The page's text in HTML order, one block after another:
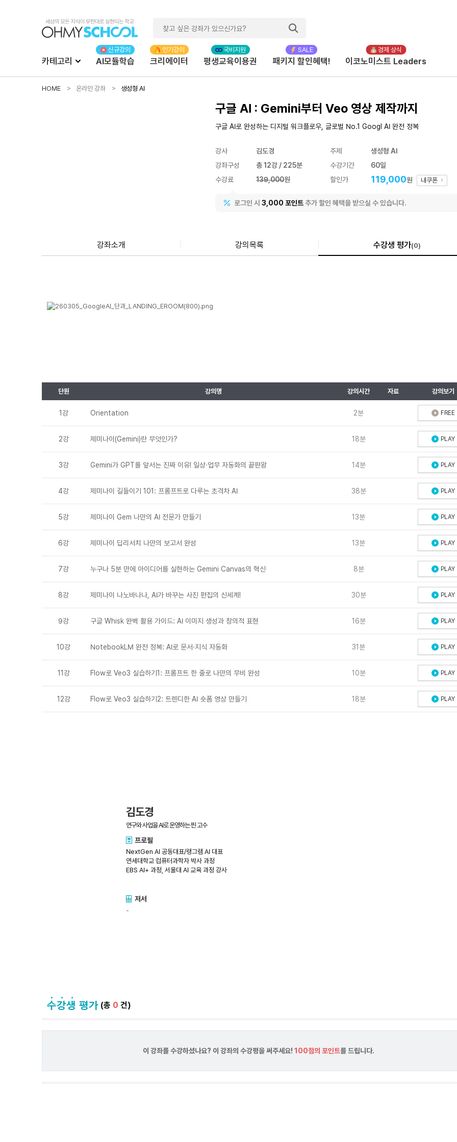
카테고리 AI모듈학습 크리에이터 평생교육이용권 패키지 할인혜택! 이코노미스트 Leaders
HOME 온라인 강좌 생성형 AI
구글 AI : Gemini부터 Veo 영상 제작까지
구글 AI로 완성하는 디지털 워크플로우, 글로벌 No.1 Googl AI 완전 정복
강사 김도경 주제
생성형 AI
강좌구성
총 12강 / 225분 수강기간
60일
수강료
139,000원 할인가 119,000원 내쿠폰
로그인 시 3,000 포인트추가 할인 혜택을 받으실 수 있습니다.
강좌소개 강의목록 수강생 평가(0)
단원 강의명 강의시간 자료 강의보기
1강 Orientation 2분 FREE
2강 제미나이(Gemini)란 무엇인가? 18분 PLAY
3강 Gemini가 GPT를 앞서는 진짜 이유! 일상·업무 자동화의 끝판왕 14분 PLAY
4강 제미나이 길들이기 101: 프롬프트로 다루는 초격차 AI 38분 PLAY
5강 제미나이 Gem 나만의 AI 전문가 만들기 13분 PLAY
6강 제미나이 딥리서치 나만의 보고서 완성 13분 PLAY
7강 누구나 5분 만에 아이디어를 실현하는 Gemini Canvas의 혁신 8분 PLAY
8강 제미나이 나노바나나, AI가 바꾸는 사진 편집의 신세계! 30분 PLAY
9강 구글 Whisk 완벽 활용 가이드: AI 이미지 생성과 창의적 표현 16분 PLAY
10강 NotebookLM 완전 정복: AI로 문서·지식 자동화 31분 PLAY
11강 Flow로 Veo3 실습하기1: 프롬프트 한 줄로 나만의 무비 완성 10분 PLAY
12강 Flow로 Veo3 실습하기2: 트렌디한 AI 숏폼 영상 만들기 18분 PLAY
김도경
연구와 사업을 AI로 운영하는 찐 고수
프로필
NextGen AI 공동대표/랭그램 AI 대표
연세대학교 컴퓨터과학자 박사 과정
EBS AI+ 과정, 서울대 AI 교육 과정 강사
저서
-
(총 0 건)
이 강좌를 수강하셨나요? 이 강좌의 수강평을 써주세요! 100점의 포인트를 드립니다.